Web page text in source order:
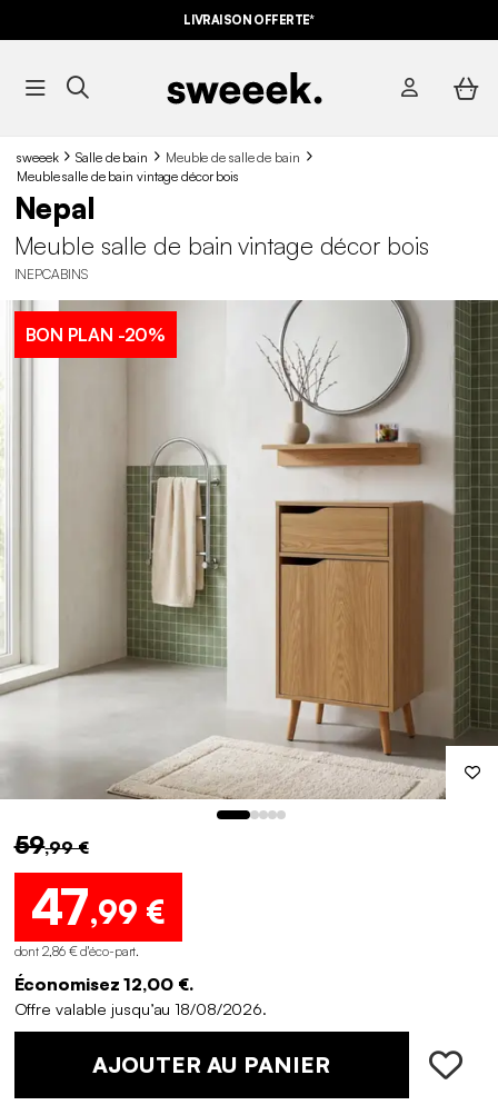
LIVRAISON OFFERTE*
sweeek Salle de bain
Meuble de salle de bain
Meuble salle de bain vintage décor bois
Nepal
Meuble salle de bain vintage décor bois
INEPCABINS
BON PLAN -20%
59,99 €
47,99 €
dont 2,86 € d'éco-part.
Économisez 12,00 €.
Offre valable jusqu’au 18/08/2026.
AJOUTER AU PANIER